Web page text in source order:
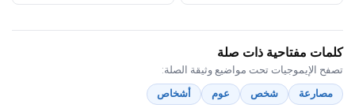
كلمات مفتاحية ذات صلة
تصفح الإيموجيات تحت مواضيع وثيقة الصلة:
مصارعة
شخص عوم أشخاص